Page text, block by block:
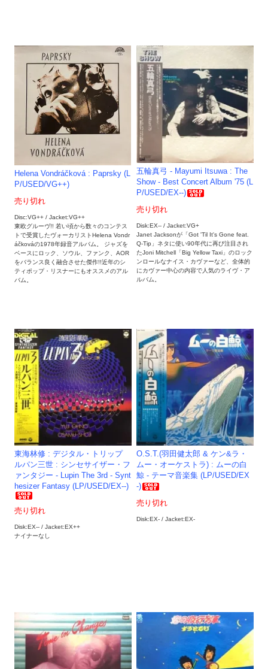
Helena Vondráčková : Paprsky (L
P/USED/VG++)
売り切れ
Disc:VG++ / Jacket:VG++
東欧グルーヴ!! 若い頃から数々のコンテス
トで受賞したヴォーカリストHelena Vondr
áčkováの1978年録音アルバム。 ジャズを
ベースにロック、ソウル、ファンク、AOR
をバランス良く融合させた傑作!!近年のシ
ティポップ・リスナーにもオススメのアル
バム。
五輪真弓 - Mayumi Itsuwa : The
Show - Best Concert Album '75 (L
P/USED/EX--)
売り切れ
Disk:EX-- / Jacket:VG+
Janet Jacksonが「Got 'Til It's Gone feat.
Q-Tip」ネタに使い90年代に再び注目され
たJoni Mitchell「Big Yellow Taxi」のロック
ンロールなナイス・カヴァーなど、全体的
にカヴァー中心の内容で人気のライヴ・ア
ルバム。
東海林修 : デジタル・トリップ
ルパン三世 : シンセサイザー・フ
ァンタジー - Lupin The 3rd - Synt
hesizer Fantasy (LP/USED/EX--)
売り切れ
Disk:EX-- / Jacket:EX++
ナイナーなし
O.S.T.(羽田健太郎 & ケン&ラ・
ムー・オーケストラ) : ムーの白
鯨 - テーマ音楽集 (LP/USED/EX
-)
売り切れ
Disk:EX- / Jacket:EX-